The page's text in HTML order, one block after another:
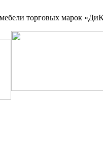
торговых марок